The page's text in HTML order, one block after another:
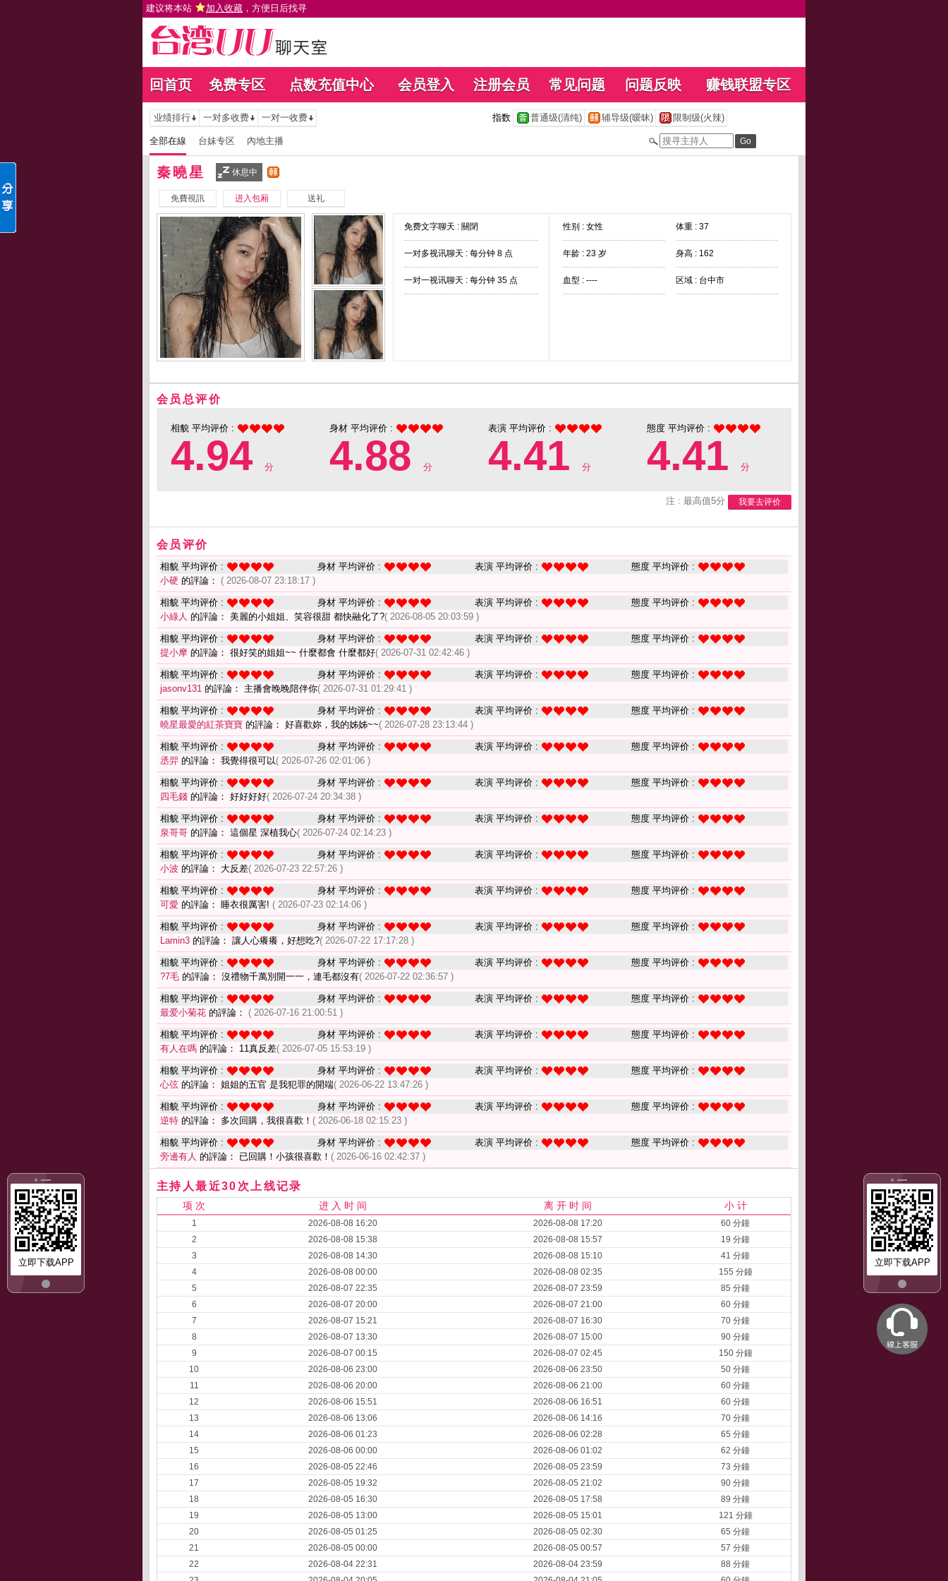
建议将本站 加入收藏 ，方便日后找寻
回首页 免费专区 点数充值中心 会员登入 注册会员 常见问题 问题反映 赚钱联盟专区
立即下载APP
立即下载APP
业绩排行 一对多收费 一对一收费 指数 普通级(清纯) 辅导级(暧昧) 限制级(火辣)
全部在線 台妹专区 內地主播
秦曉星 休息中
免費視訊 进入包厢 送礼
免费文字聊天 : 關閉
一对多视讯聊天 : 每分钟 8 点
一对一视讯聊天 : 每分钟 35 点
性别 : 女性 体重 : 37
年龄 : 23 岁 身高 : 162
血型 : ---- 区域 : 台中市
会员总评价
相貌 平均评价 :
4.94 分
身材 平均评价 :
4.88 分
表演 平均评价 :
4.41 分
態度 平均评价 :
4.41 分
注 : 最高值5分 我要去评价
会员评价
相貌 平均评价 : 身材 平均评价 : 表演 平均评价 :
態度 平均评价 :
小硬 的評論： ( 2026-08-07 23:18:17 )
相貌 平均评价 : 身材 平均评价 : 表演 平均评价 :
態度 平均评价 :
小綠人 的評論： 美麗的小姐姐、笑容很甜 都快融化了?( 2026-08-05 20:03:59 )
相貌 平均评价 : 身材 平均评价 : 表演 平均评价 :
態度 平均评价 :
提小摩 的評論： 很好笑的姐姐~~ 什麼都會 什麼都好( 2026-07-31 02:42:46 )
相貌 平均评价 : 身材 平均评价 : 表演 平均评价 :
態度 平均评价 :
jasonv131 的評論： 主播會晚晚陪伴你( 2026-07-31 01:29:41 )
相貌 平均评价 : 身材 平均评价 : 表演 平均评价 :
態度 平均评价 :
曉星最愛的紅茶寶寶 的評論： 好喜歡妳，我的姊姊~~( 2026-07-28 23:13:44 )
相貌 平均评价 : 身材 平均评价 : 表演 平均评价 :
態度 平均评价 :
丞羿 的評論： 我覺得很可以( 2026-07-26 02:01:06 )
相貌 平均评价 : 身材 平均评价 : 表演 平均评价 :
態度 平均评价 :
四毛錢 的評論： 好好好好( 2026-07-24 20:34:38 )
相貌 平均评价 : 身材 平均评价 : 表演 平均评价 :
態度 平均评价 :
泉哥哥 的評論： 這個星 深植我心( 2026-07-24 02:14:23 )
相貌 平均评价 : 身材 平均评价 : 表演 平均评价 :
態度 平均评价 :
小波 的評論： 大反差( 2026-07-23 22:57:26 )
相貌 平均评价 : 身材 平均评价 : 表演 平均评价 :
態度 平均评价 :
可愛 的評論： 睡衣很厲害! ( 2026-07-23 02:14:06 )
相貌 平均评价 : 身材 平均评价 : 表演 平均评价 :
態度 平均评价 :
Lamin3 的評論： 讓人心癢癢，好想吃?( 2026-07-22 17:17:28 )
相貌 平均评价 : 身材 平均评价 : 表演 平均评价 :
態度 平均评价 :
?7毛 的評論： 沒禮物千萬別開一一，連毛都沒有( 2026-07-22 02:36:57 )
相貌 平均评价 : 身材 平均评价 : 表演 平均评价 :
態度 平均评价 :
最爱小菊花 的評論： ( 2026-07-16 21:00:51 )
相貌 平均评价 : 身材 平均评价 : 表演 平均评价 :
態度 平均评价 :
有人在嗎 的評論： 11真反差( 2026-07-05 15:53:19 )
相貌 平均评价 : 身材 平均评价 : 表演 平均评价 :
態度 平均评价 :
心弦 的評論： 姐姐的五官 是我犯罪的開端( 2026-06-22 13:47:26 )
相貌 平均评价 : 身材 平均评价 : 表演 平均评价 :
態度 平均评价 :
逆特 的評論： 多次回購，我很喜歡！ ( 2026-06-18 02:15:23 )
相貌 平均评价 : 身材 平均评价 : 表演 平均评价 :
態度 平均评价 :
旁邊有人 的評論： 已回購！小孩很喜歡！ ( 2026-06-16 02:42:37 )
主持人最近30次上线记录
项 次 进 入 时 间 离 开 时 间 小 计
1 2026-08-08 16:20 2026-08-08 17:20
60 分鐘
2
2026-08-08 15:38 2026-08-08 15:57
19 分鐘
3
2026-08-08 14:30 2026-08-08 15:10
41 分鐘
4
2026-08-08 00:00 2026-08-08 02:35
155 分鐘
5
2026-08-07 22:35 2026-08-07 23:59
85 分鐘
6
2026-08-07 20:00 2026-08-07 21:00
60 分鐘
7
2026-08-07 15:21 2026-08-07 16:30
70 分鐘
8
2026-08-07 13:30 2026-08-07 15:00
90 分鐘
9
2026-08-07 00:15 2026-08-07 02:45
150 分鐘
10
2026-08-06 23:00 2026-08-06 23:50
50 分鐘
11
2026-08-06 20:00 2026-08-06 21:00
60 分鐘
12
2026-08-06 15:51 2026-08-06 16:51
60 分鐘
13
2026-08-06 13:06 2026-08-06 14:16
70 分鐘
14
2026-08-06 01:23 2026-08-06 02:28
65 分鐘
15
2026-08-06 00:00 2026-08-06 01:02
62 分鐘
16
2026-08-05 22:46 2026-08-05 23:59
73 分鐘
17
2026-08-05 19:32 2026-08-05 21:02
90 分鐘
18
2026-08-05 16:30 2026-08-05 17:58
89 分鐘
19
2026-08-05 13:00 2026-08-05 15:01
121 分鐘
20
2026-08-05 01:25 2026-08-05 02:30
65 分鐘
21
2026-08-05 00:00 2026-08-05 00:57
57 分鐘
22
2026-08-04 22:31 2026-08-04 23:59
88 分鐘